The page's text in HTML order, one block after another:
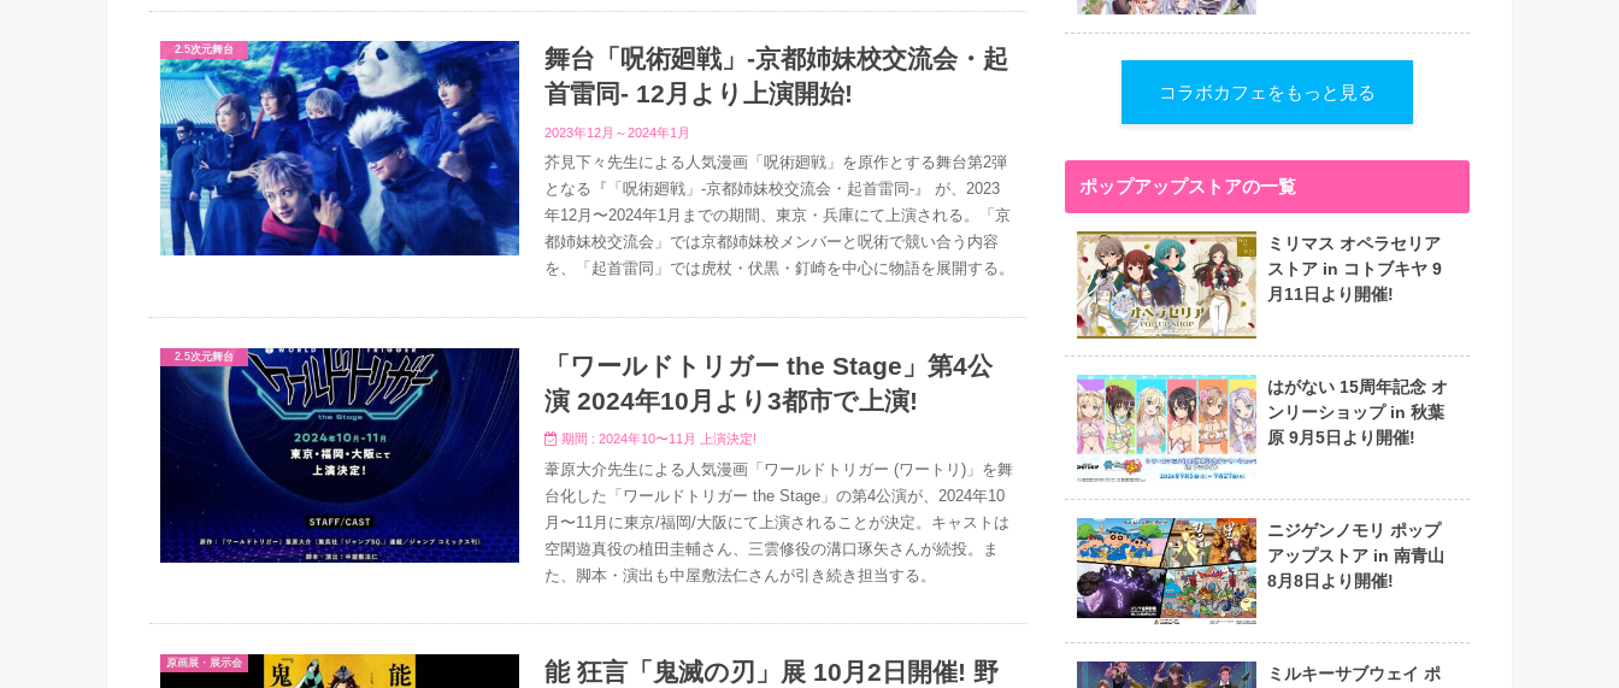
2.5次元舞台
舞台「呪術廻戦」-京都姉妹校交流会・起
首雷同- 12月より上演開始!
2023年12月～2024年1月
芥見下々先生による人気漫画「呪術廻戦」を原作とする舞台第2弾
となる『「呪術廻戦」-京都姉妹校交流会・起首雷同-』 が、2023
年12月〜2024年1月までの期間、東京・兵庫にて上演される。「京
都姉妹校交流会」では京都姉妹校メンバーと呪術で競い合う内容
を、「起首雷同」では虎杖・伏黒・釘崎を中心に物語を展開する。
2.5次元舞台
「ワールドトリガー the Stage」第4公
演 2024年10月より3都市で上演!
期間 : 2024年10〜11月 上演決定!
葦原大介先生による人気漫画「ワールドトリガー (ワートリ)」を舞
台化した「ワールドトリガー the Stage」の第4公演が、2024年10
月〜11月に東京/福岡/大阪にて上演されることが決定。キャストは
空閑遊真役の植田圭輔さん、三雲修役の溝口琢矢さんが続投。ま
た、脚本・演出も中屋敷法仁さんが引き続き担当する。
原画展・展示会
能 狂言「鬼滅の刃」展 10月2日開催! 野
コラボカフェをもっと見る
ポップアップストアの一覧
ミリマス オペラセリア
ストア in コトブキヤ 9
月11日より開催!
はがない 15周年記念 オ
ンリーショップ in 秋葉
原 9月5日より開催!
ニジゲンノモリ ポップ
アップストア in 南青山
8月8日より開催!
ミルキーサブウェイ ポ